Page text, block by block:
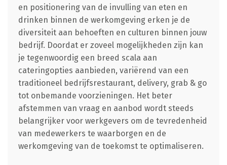
en positionering van de invulling van eten en
drinken binnen de werkomgeving erken je de
diversiteit aan behoeften en culturen binnen jouw
bedrijf. Doordat er zoveel mogelijkheden zijn kan
je tegenwoordig een breed scala aan
cateringopties aanbieden, variërend van een
traditioneel bedrijfsrestaurant, delivery, grab & go
tot onbemande voorzieningen. Het beter
afstemmen van vraag en aanbod wordt steeds
belangrijker voor werkgevers om de tevredenheid
van medewerkers te waarborgen en de
werkomgeving van de toekomst te optimaliseren.